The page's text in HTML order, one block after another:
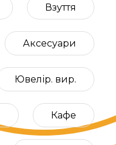
Взуття
Аксесуари
Ювелір. вир.
Кафе